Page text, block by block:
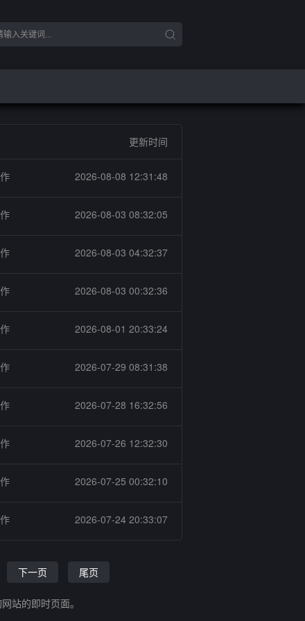
更新时间
2026-08-08 12:31:48
2026-08-03 08:32:05
2026-08-03 04:32:37
2026-08-03 00:32:36
2026-08-01 20:33:24
2026-07-29 08:31:38
2026-07-28 16:32:56
2026-07-26 12:32:30
2026-07-25 00:32:10
2026-07-24 20:33:07
下一页 尾页
站的即时页面。